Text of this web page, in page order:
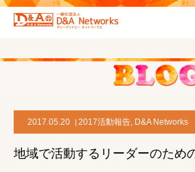
2017.05.20 2017活動報告, D&A Networks
地域で活動するリーダーのため
HOME
プロジェクト概要